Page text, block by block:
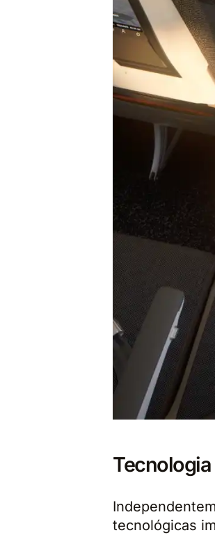
tecnológicas